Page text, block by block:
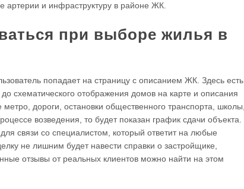
артерии и инфраструктуру в районе ЖК.
при выборе жилья в
попадает на страницу с описанием ЖК. Здесь есть
схематического отображения домов на карте и описания
дороги, остановки общественного транспорта, школы,
возведения, то будет показан график сдачи объекта.
связи со специалистом, который ответит на любые
не лишним будет навести справки о застройщике,
отзывы от реальных клиентов можно найти на этом